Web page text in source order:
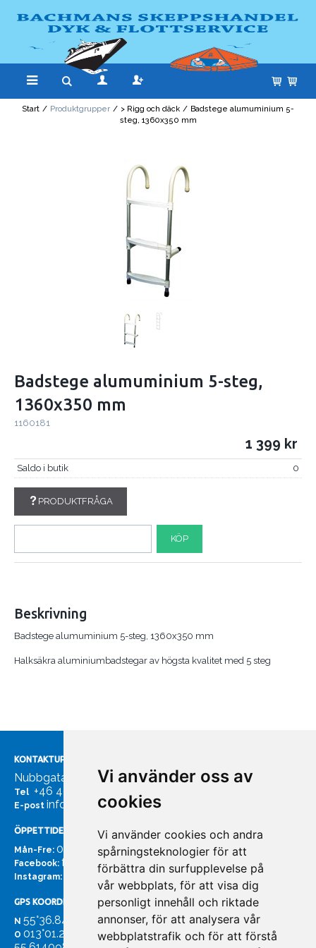
Vi använder oss av
cookies
Vi använder cookies och andra
spårningsteknologier för att
förbättra din surfupplevelse på
vår webbplats, för att visa dig
personligt innehåll och riktade
annonser, för att analysera vår
webbplatstrafik och för att förstå
Start / Produktgrupper / > Rigg och däck / Badstege alumuminium 5-
steg, 1360x350 mm
Badstege alumuminium 5-steg,
1360x350 mm
1160181
1 399
Saldo i butik 0
PRODUKTFRÅGA
KÖP
Beskrivning
Badstege alumuminium 5-steg, 1360x350 mm
Halksäkra aluminiumbadstegar av högsta kvalitet med 5 steg
KONTAKTUPPGIFTER
Nubbgatan 7, 211 24 Malmö
Tel +46 40185561
E-post info@bachmans.se
ÖPPETTIDER
Mån-Fre: 07:00 - 16:00
Facebook: facebook.com/bachmans.se
Instagram: instagram.com/bachmans.se
GPS KOORDINATER
N 55°36.847
O 013°01.255'